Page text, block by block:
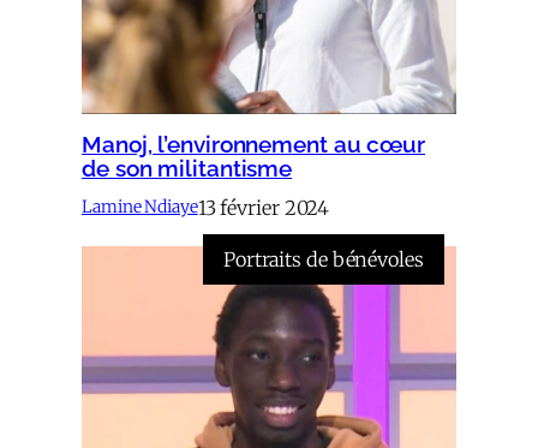
Manoj, l’environnement au cœur
de son militantisme
Lamine Ndiaye13 février 2024
Portraits de bénévoles